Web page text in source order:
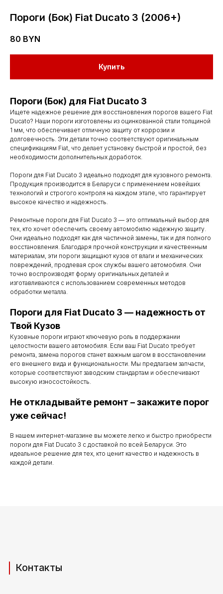
Пороги (Бок) Fiat Ducato 3 (2006+)
80 BYN
Купить
Пороги (Бок) для Fiat Ducato 3
Ищете надежное решение для восстановления порогов вашего Fiat
Ducato? Наши пороги изготовлены из оцинкованной стали толщиной
1 мм, что обеспечивает отличную защиту от коррозии и
долговечность. Эти детали точно соответствуют оригинальным
спецификациям Fiat, что делает установку быстрой и простой, без
необходимости дополнительных доработок.
Пороги для Fiat Ducato 3 идеально подходят для кузовного ремонта.
Продукция производится в Беларуси с применением новейших
технологий и строгого контроля на каждом этапе, что гарантирует
высокое качество и надежность.
Ремонтные пороги для Fiat Ducato 3 — это оптимальный выбор для
тех, кто хочет обеспечить своему автомобилю надежную защиту.
Они идеально подходят как для частичной замены, так и для полного
восстановления. Благодаря прочной конструкции и качественным
материалам, эти пороги защищают кузов от влаги и механических
повреждений, продлевая срок службы вашего автомобиля. Они
точно воспроизводят форму оригинальных деталей и
изготавливаются с использованием современных методов
обработки металла.
Пороги для Fiat Ducato 3 — надежность от
Твой Кузов
Кузовные пороги играют ключевую роль в поддержании
целостности вашего автомобиля. Если ваш Fiat Ducato требует
ремонта, замена порогов станет важным шагом в восстановлении
его внешнего вида и функциональности. Мы предлагаем запчасти,
которые соответствуют заводским стандартам и обеспечивают
высокую износостойкость.
Не откладывайте ремонт – закажите порог
уже сейчас!
В нашем интернет-магазине вы можете легко и быстро приобрести
пороги для Fiat Ducato 3 с доставкой по всей Беларуси. Это
идеальное решение для тех, кто ценит качество и надежность в
каждой детали.
Контакты
+37529 231 88 27
+37529 201 36 27
Адрес производства (самовывоз)
Мы работаем
с понедельника
по субботу с 9.00
до 20.00